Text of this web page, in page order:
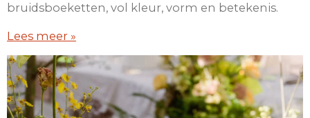
bruidsboeketten, vol kleur, vorm en betekenis.
Lees meer »